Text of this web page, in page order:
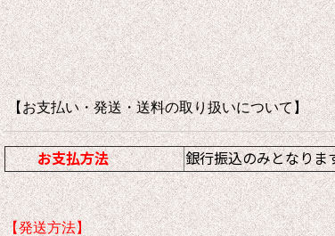
【お支払い・発送・送料の取り扱いに
お支払方法 銀行振込のみとなりま
【発送方法】